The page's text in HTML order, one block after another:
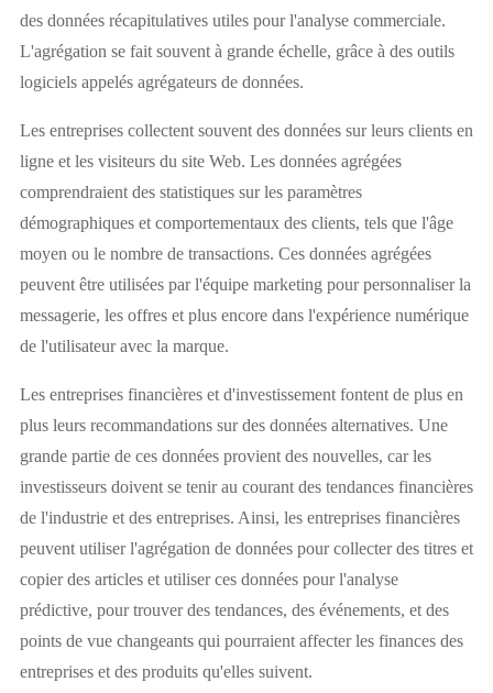
des données récapitulatives utiles pour l'analyse commerciale.
L'agrégation se fait souvent à grande échelle, grâce à des outils
logiciels appelés agrégateurs de données.
Les entreprises collectent souvent des données sur leurs clients en
ligne et les visiteurs du site Web. Les données agrégées
comprendraient des statistiques sur les paramètres
démographiques et comportementaux des clients, tels que l'âge
moyen ou le nombre de transactions. Ces données agrégées
peuvent être utilisées par l'équipe marketing pour personnaliser la
messagerie, les offres et plus encore dans l'expérience numérique
de l'utilisateur avec la marque.
Les entreprises financières et d'investissement fontent de plus en
plus leurs recommandations sur des données alternatives. Une
grande partie de ces données provient des nouvelles, car les
investisseurs doivent se tenir au courant des tendances financières
de l'industrie et des entreprises. Ainsi, les entreprises financières
peuvent utiliser l'agrégation de données pour collecter des titres et
copier des articles et utiliser ces données pour l'analyse
prédictive, pour trouver des tendances, des événements, et des
points de vue changeants qui pourraient affecter les finances des
entreprises et des produits qu'elles suivent.